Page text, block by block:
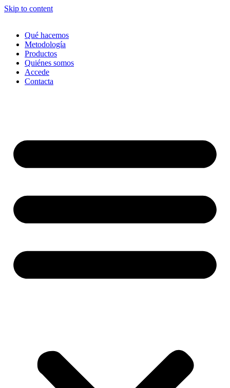
Skip to content
Qué hacemos
Metodología
Productos
Quiénes somos
Accede
Contacta